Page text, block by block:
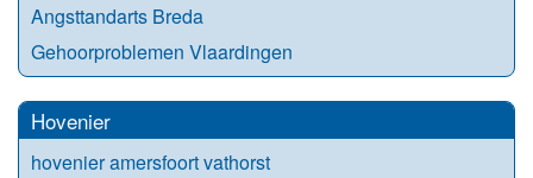
Angsttandarts Breda
Gehoorproblemen Vlaardingen
Hovenier
hovenier amersfoort vathorst